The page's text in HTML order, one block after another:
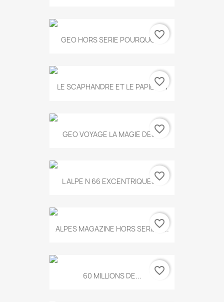
GEO HORS SERIE POURQUOI...
favorite_border
LE SCAPHANDRE ET LE PAPILLON
favorite_border
GEO VOYAGE LA MAGIE DES...
favorite_border
L ALPE N 66 EXCENTRIQUES...
favorite_border
ALPES MAGAZINE HORS SERIE N...
favorite_border
60 MILLIONS DE... favorite_border